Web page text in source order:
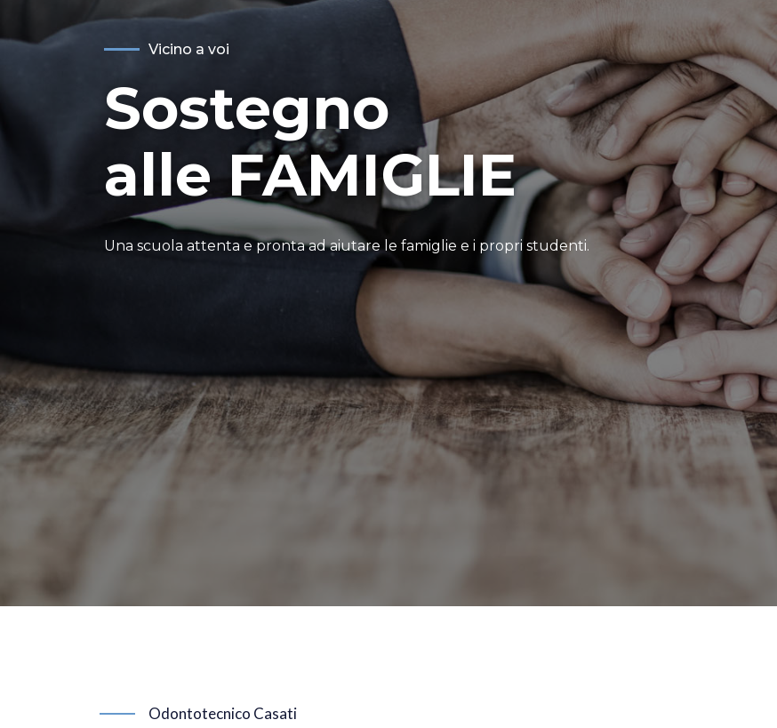
Vicino a voi
Sostegno
alle FAMIGLIE
Una scuola attenta e pronta ad aiutare le famiglie e i propri studenti.
Odontotecnico Casati